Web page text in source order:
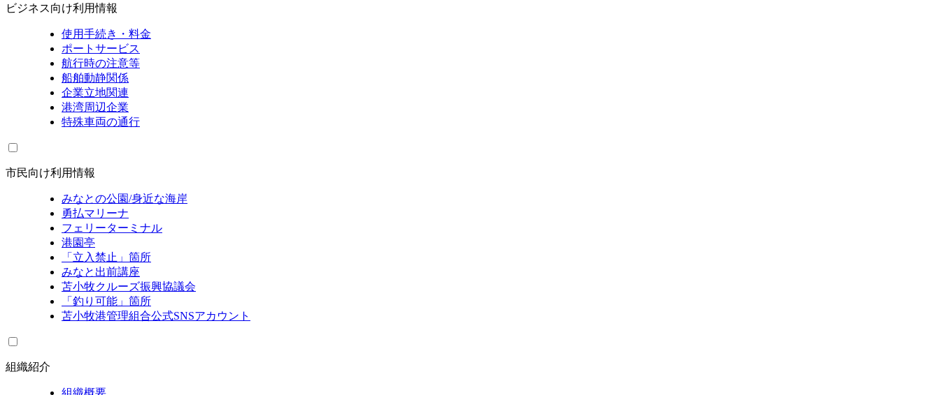
ビジネス向け利用情報
使用手続き・料金
ポートサービス
航行時の注意等
船舶動静関係
企業立地関連
港湾周辺企業
特殊車両の通行
市民向け利用情報
みなとの公園/身近な海岸
勇払マリーナ
フェリーターミナル
港園亭
「立入禁止」箇所
みなと出前講座
苫小牧クルーズ振興協議会
「釣り可能」箇所
苫小牧港管理組合公式SNSアカウント
組織紹介
組織概要